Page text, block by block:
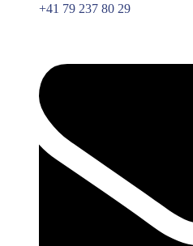
+41 79 237 80 29